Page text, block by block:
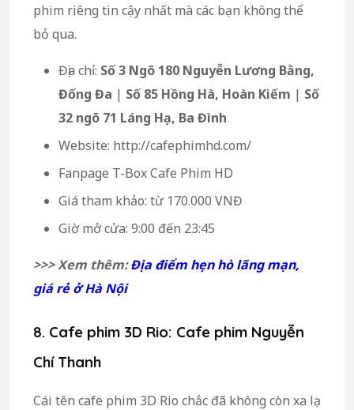
phim riêng tin cậy nhất mà các bạn không thể
bỏ qua.
Địa chỉ: Số 3 Ngõ 180 Nguyễn Lương Bằng,
Đống Đa | Số 85 Hồng Hà, Hoàn Kiếm | Số
32 ngõ 71 Láng Hạ, Ba Đình
Website: http://cafephimhd.com/
Fanpage T-Box Cafe Phim HD
Giá tham khảo: từ 170.000 VNĐ
Giờ mở cửa: 9:00 đến 23:45
>>> Xem thêm:Địa điểm hẹn hò lãng mạn,
giá rẻ ở Hà Nội
8. Cafe phim 3D Rio: Cafe phim Nguyễn
Chí Thanh
Cái tên cafe phim 3D Rio chắc đã không còn xa lạ